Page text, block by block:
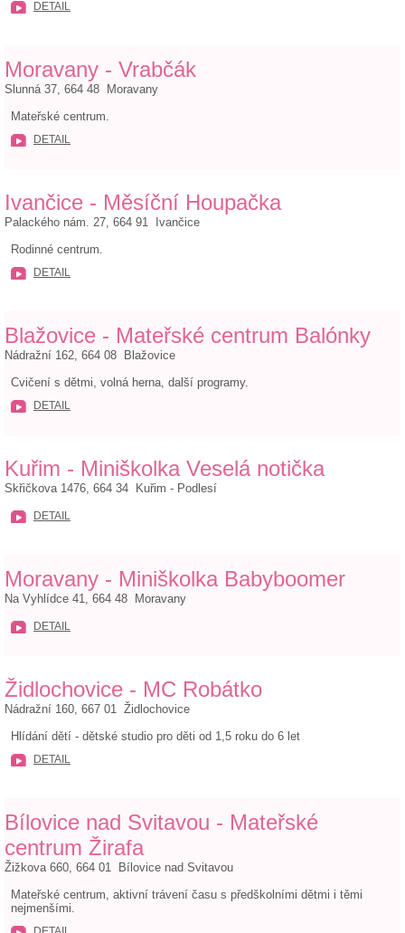
DETAIL
Moravany - Vrabčák
Slunná 37, 664 48 Moravany
Mateřské centrum.
DETAIL
Ivančice - Měsíční Houpačka
Palackého nám. 27, 664 91 Ivančice
Rodinné centrum.
DETAIL
Blažovice - Mateřské centrum Balónky
Nádražní 162, 664 08 Blažovice
Cvičení s dětmi, volná herna, další programy.
DETAIL
Kuřim - Miniškolka Veselá notička
Skřičkova 1476, 664 34 Kuřim - Podlesí
DETAIL
Moravany - Miniškolka Babyboomer
Na Vyhlídce 41, 664 48 Moravany
DETAIL
Židlochovice - MC Robátko
Nádražní 160, 667 01 Židlochovice
Hlídání dětí - dětské studio pro děti od 1,5 roku do 6 let
DETAIL
Bílovice nad Svitavou - Mateřské
centrum Žirafa
Žižkova 660, 664 01 Bílovice nad Svitavou
Mateřské centrum, aktivní trávení času s předškolními dětmi i těmi
nejmenšími.